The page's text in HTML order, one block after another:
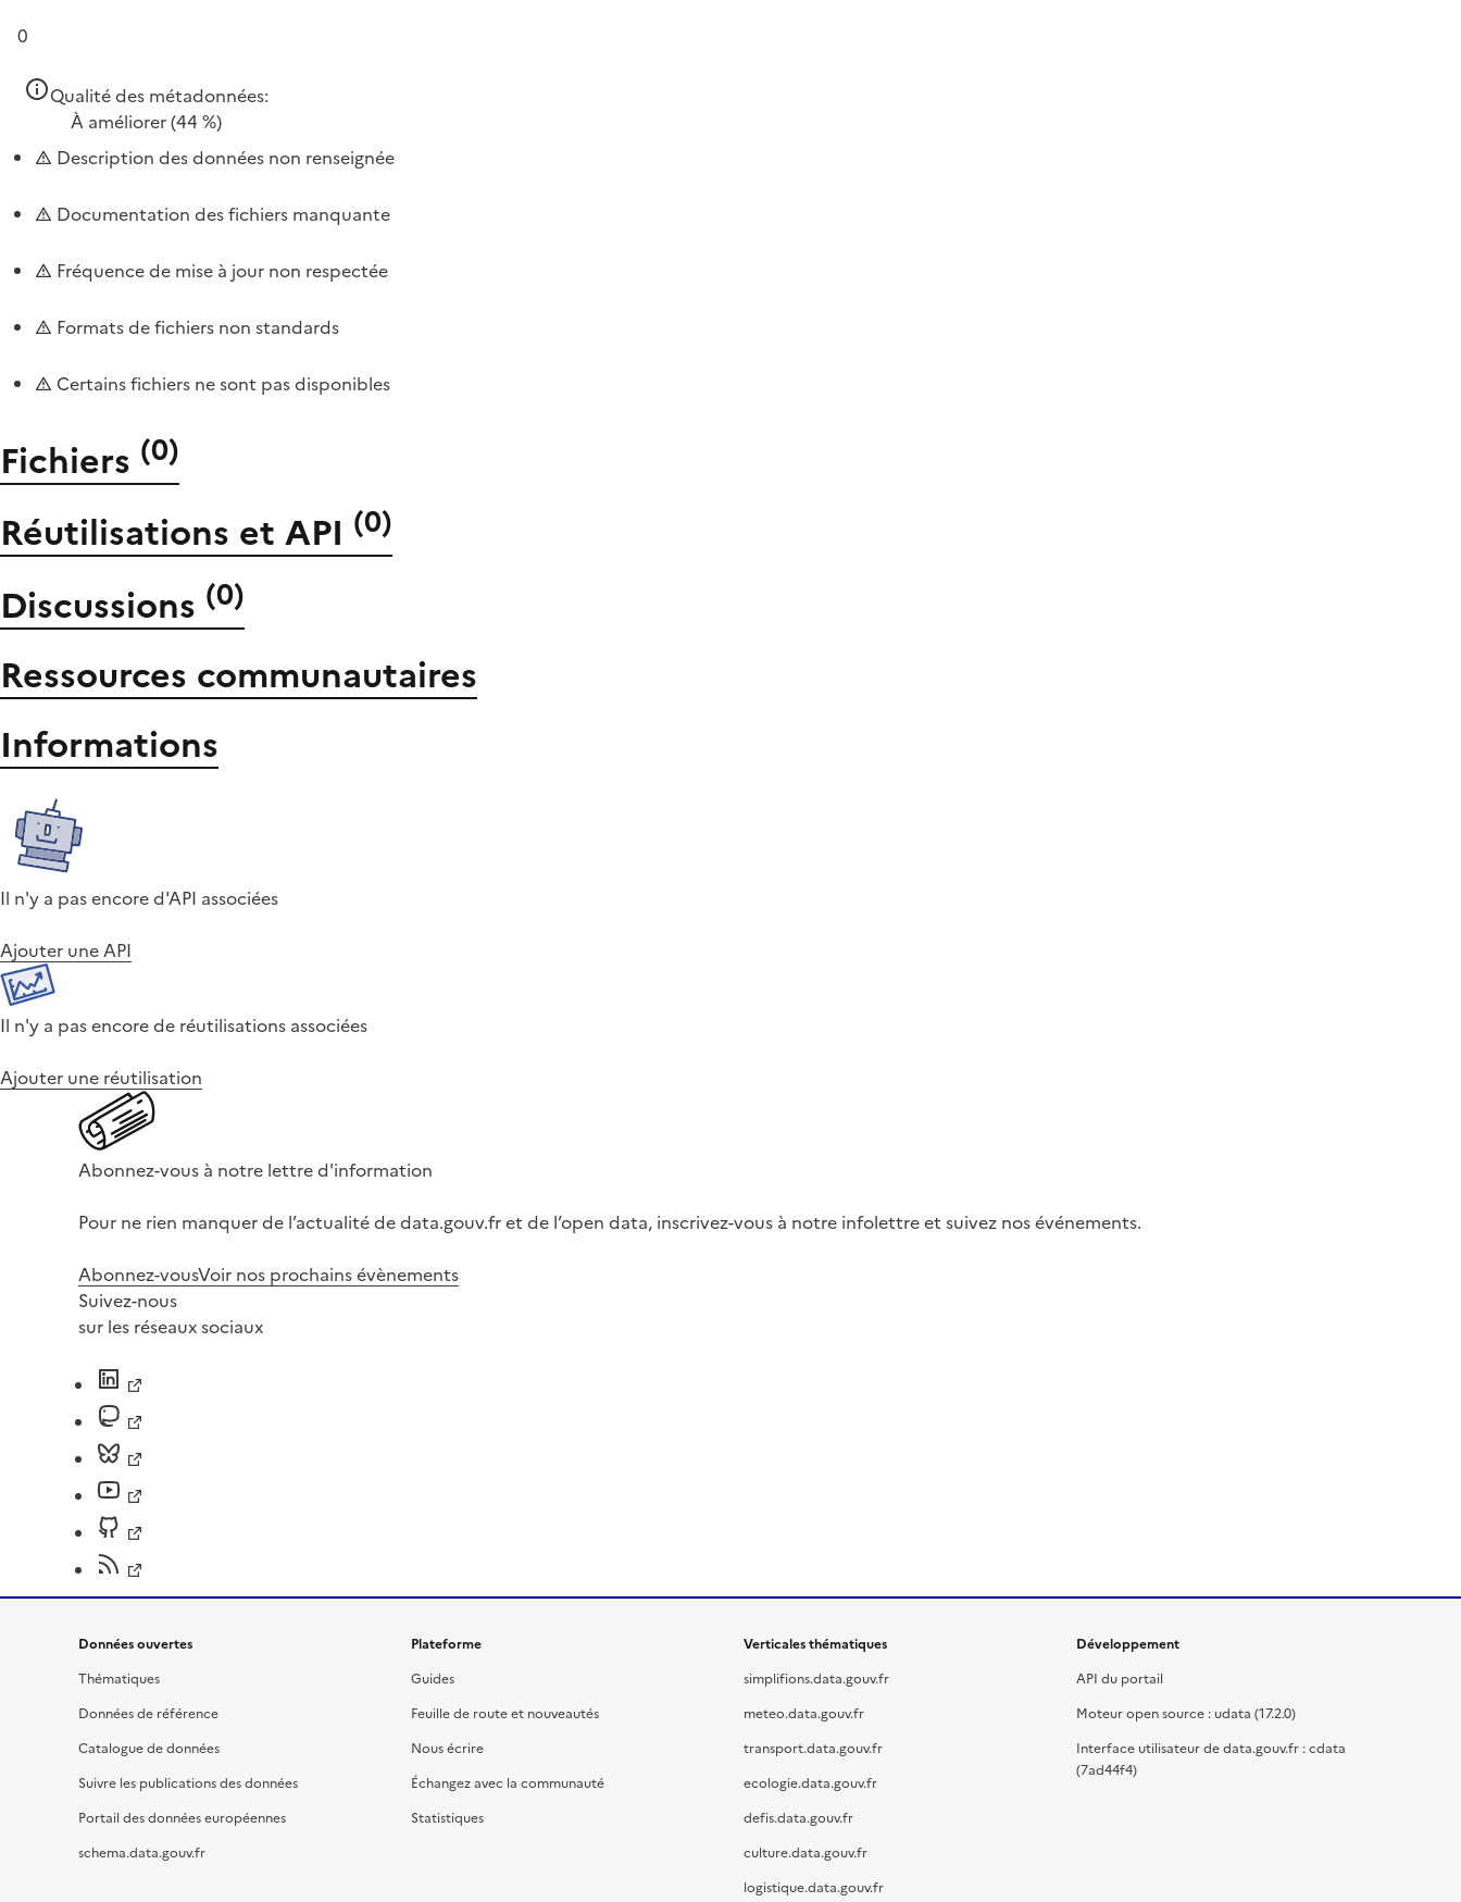
0
Qualité des métadonnées:
À améliorer(44 %)
Description des données non renseignée
Documentation des fichiers manquante
Fréquence de mise à jour non respectée
Formats de fichiers non standards
Certains fichiers ne sont pas disponibles
Fichiers (0)
Réutilisations et API (0)
Discussions (0)
Ressources communautaires
Informations
Il n'y a pas encore d'API associées
Ajouter une API
Il n'y a pas encore de réutilisations associées
Ajouter une réutilisation
Abonnez-vous à notre lettre d'information
Pour ne rien manquer de l’actualité de data.gouv.fr et de l’open data, inscrivez-vous à notre infolettre et suivez nos événements.
Abonnez-vousVoir nos prochains évènements
Suivez-nous
sur les réseaux sociaux
Données ouvertes
Thématiques
Données de référence
Catalogue de données
Suivre les publications des données
Portail des données européennes
schema.data.gouv.fr
Plateforme
Guides
Feuille de route et nouveautés
Nous écrire
Échangez avec la communauté
Statistiques
Verticales thématiques
simplifions.data.gouv.fr
meteo.data.gouv.fr
transport.data.gouv.fr
ecologie.data.gouv.fr
defis.data.gouv.fr
culture.data.gouv.fr
logistique.data.gouv.fr
Développement
API du portail
Moteur open source : udata (17.2.0)
Interface utilisateur de data.gouv.fr : cdata
(7ad44f4)